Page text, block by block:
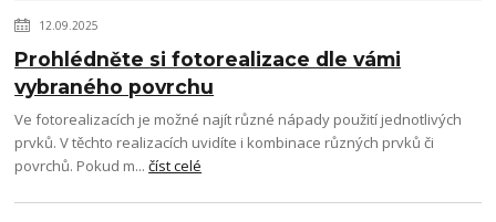
12.09.2025
Prohlédněte si fotorealizace dle vámi
vybraného povrchu
Ve fotorealizacích je možné najít různé nápady použití jednotlivých
prvků. V těchto realizacích uvidíte i kombinace různých prvků či
povrchů. Pokud m...číst celé